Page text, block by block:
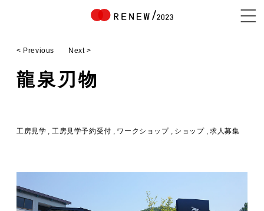
< Previous Next >
龍泉刃物
工房見学 工房見学予約受付 ワークショップ ショップ 求人募集